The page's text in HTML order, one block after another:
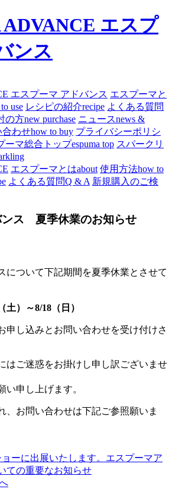
エスプーマと
use レシピの紹介recipe よくある質問
の方new purchase ニュースnews &
合わせhow to buy プライバシーポリシ
ーマ総合トップespuma top スパークリ
エスプーマとはabout 使用方法how to
よくある質問Q & A 新規購入のご検
ンス 夏季休業のお知らせ
について下記期間を夏季休業とさせて
土）～8/18（日）
申し込みとお問い合わせを受け付けさ
はご迷惑をお掛けし申し訳ございませ
い申し上げます。
、お問い合わせは下記ご参照願いま
ーに出展いたします。 エスプーマア
ての重要なお知らせ